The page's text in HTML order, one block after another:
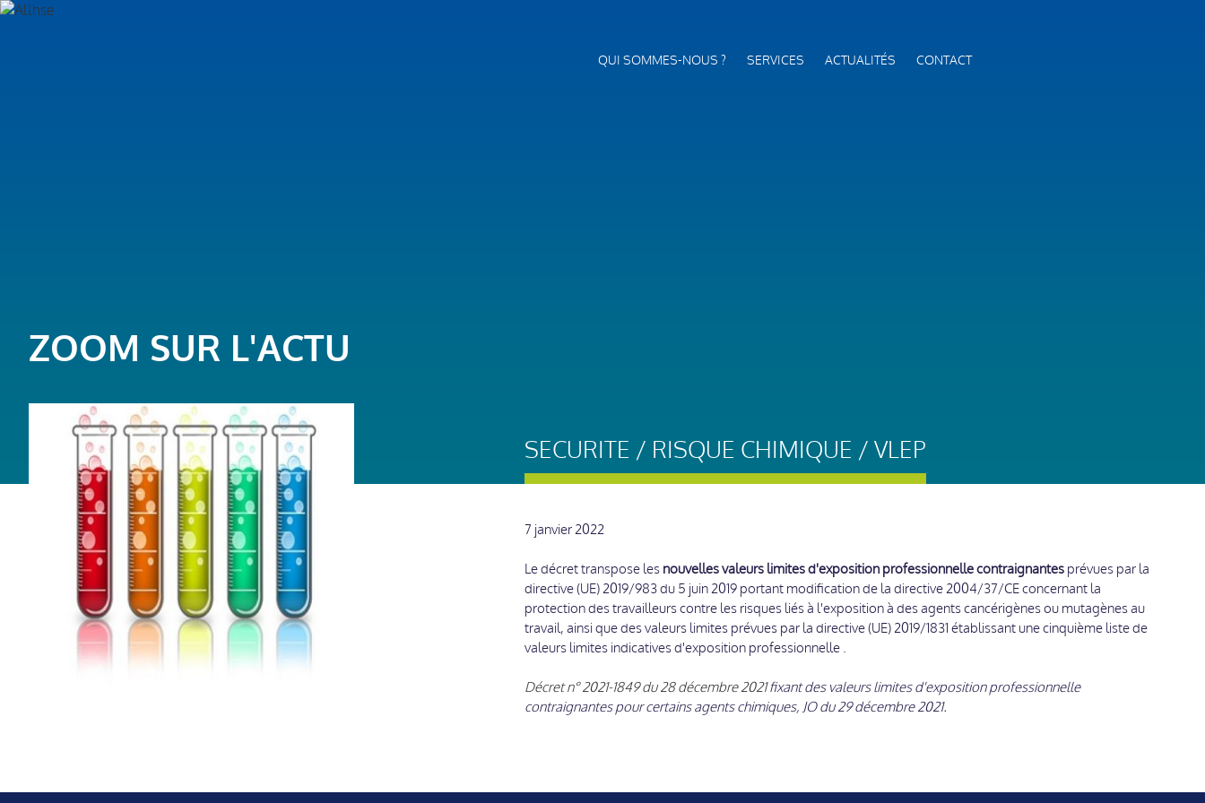
QUI SOMMES-NOUS ? SERVICES ACTUALITÉS CONTACT
SECURITE / RISQUE CHIMIQUE / VLEP
ZOOM SUR L'ACTU
7 janvier 2022
Le décret transpose les nouvelles valeurs limites d'exposition professionnelle contraignantes prévues par la
directive (UE) 2019/983 du 5 juin 2019 portant modification de la directive 2004/37/CE concernant la
protection des travailleurs contre les risques liés à l'exposition à des agents cancérigènes ou mutagènes au
travail, ainsi que des valeurs limites prévues par la directive (UE) 2019/1831 établissant une cinquième liste de
valeurs limites indicatives d'exposition professionnelle .
Décret n° 2021-1849 du 28 décembre 2021fixant des valeurs limites d'exposition professionnelle
contraignantes pour certains agents chimiques, JO du 29 décembre 2021.